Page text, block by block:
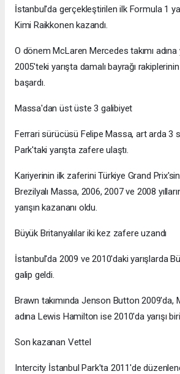
İstanbul'da gerçekleştirilen ilk Formula 1
Kimi Raikkonen kazandı.
O dönem McLaren Mercedes takımı adına
2005'teki yarışta damalı bayrağı
başardı.
Massa'dan üst üste 3 galibiyet
Ferrari sürücüsü Felipe Massa, art arda 3
Park'taki yarışta zafere ulaştı.
Kariyerinin ilk zaferini Türkiye Grand
Brezilyalı Massa, 2006, 2007 ve 2008
yarışın kazananı oldu.
Büyük Britanyalılar iki kez zafere uzandı
İstanbul'da 2009 ve 2010'daki yarışlarda
galip geldi.
Brawn takımında Jenson Button 2009'da,
adına Lewis Hamilton ise 2010'da yarışı
Son kazanan Vettel
Intercity İstanbul Park'ta 2011'de